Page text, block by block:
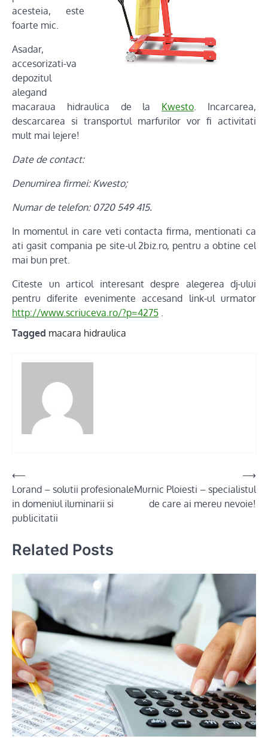
acesteia, este
foarte mic.
Asadar,
accesorizati-va
depozitul
alegand
macaraua hidraulica de la Kwesto. Incarcarea,
descarcarea si transportul marfurilor vor fi activitati
mult mai lejere!
Date de contact:
Denumirea firmei: Kwesto;
Numar de telefon: 0720 549 415.
In momentul in care veti contacta firma, mentionati ca
ati gasit compania pe site-ul 2biz.ro, pentru a obtine cel
mai bun pret.
Citeste un articol interesant despre alegerea dj-ului
pentru diferite evenimente accesand link-ul urmator
http://www.scriuceva.ro/?p=4275 .
Tagged macara hidraulica
Post
navigation
⟵
Lorand – solutii profesionale
in domeniul iluminarii si
publicitatii
Murnic Ploiesti – specialistul
de care ai mereu nevoie!
⟶
Related Posts